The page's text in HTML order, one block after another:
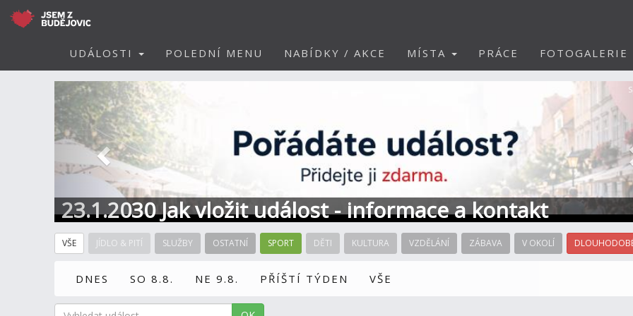
UDÁLOSTI POLEDNÍ MENU NABÍDKY / AKCE MÍSTA PRÁCE FOTOGALERIE
23.1.2030 Jak vložit událost - informace a kontakt
Předchozí
VŠE JÍDLO & PITÍ SLUŽBY OSTATNÍ SPORT DĚTI KULTURA VZDĚLÁNÍ ZÁBAVA V OKOLÍ
DNES SO 8.8. NE 9.8. PŘÍŠTÍ TÝDEN VŠE